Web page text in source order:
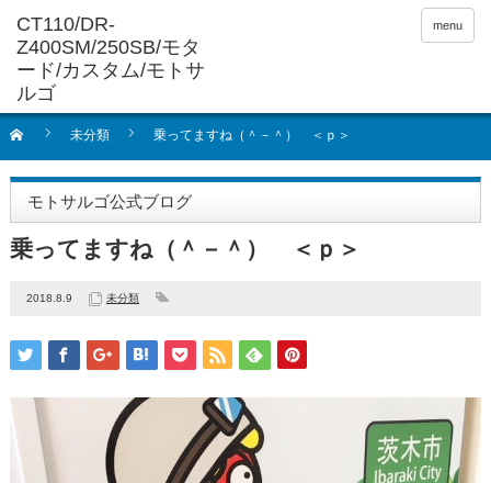
menu
未分類 乗ってますね（＾－＾） ＜ｐ＞
モトサルゴ公式ブログ
乗ってますね（＾－＾） ＜ｐ＞
2018.8.9 未分類